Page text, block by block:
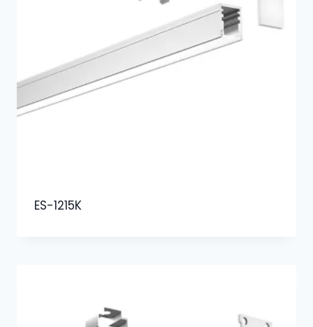
ES-1215K